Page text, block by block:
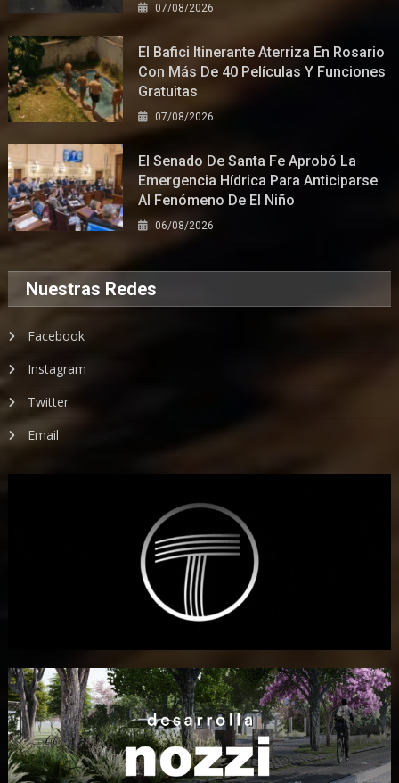
07/08/2026
El Bafici Itinerante Aterriza En Rosario
Con Más De 40 Películas Y Funciones
Gratuitas
07/08/2026
El Senado De Santa Fe Aprobó La
Emergencia Hídrica Para Anticiparse
Al Fenómeno De El Niño
06/08/2026
Nuestras Redes
Facebook
Instagram
Twitter
Email